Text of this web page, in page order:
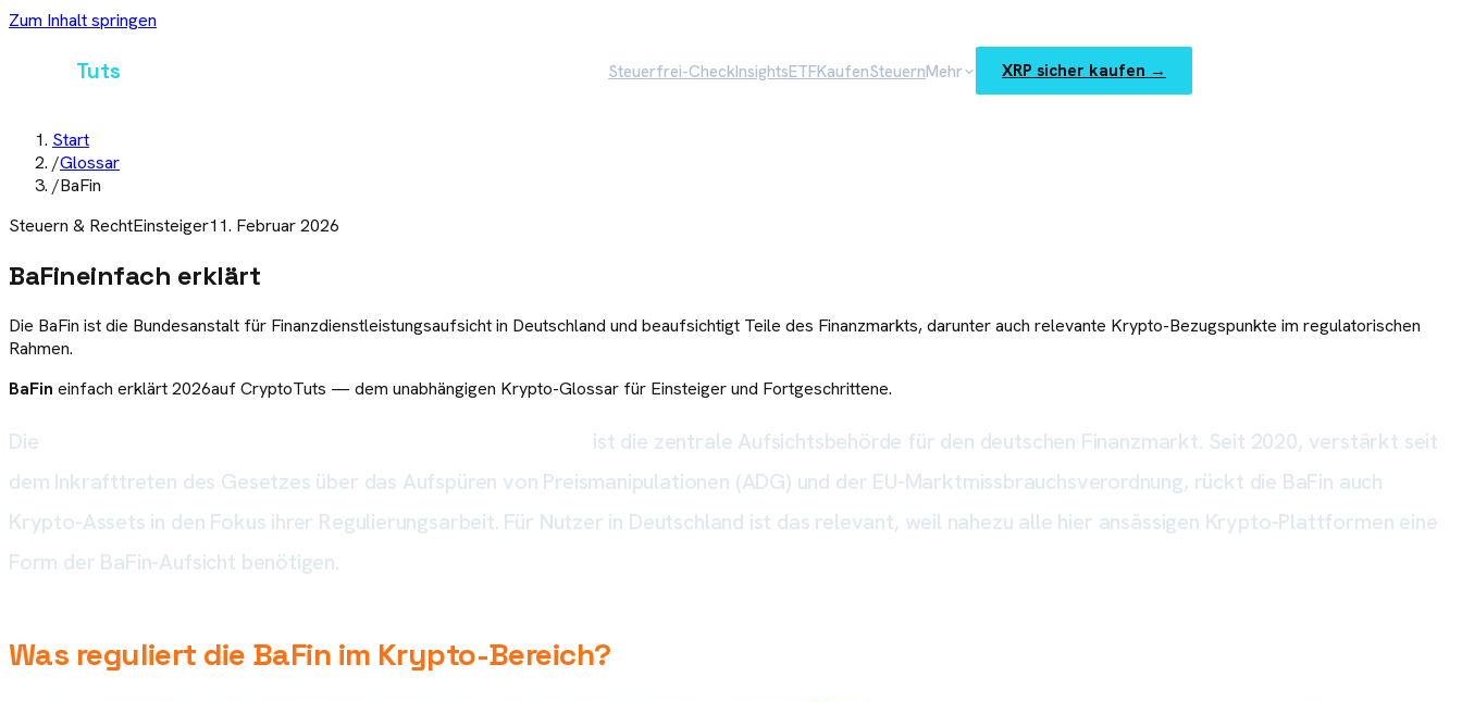
Zum Inhalt springen
Tuts Steuerfrei-CheckInsightsETFKaufenSteuernMehr XRP sicher kaufen →
Start
/Glossar
/BaFin
Steuern & RechtEinsteiger11. Februar 2026
BaFineinfach erklärt
Die BaFin ist die Bundesanstalt für Finanzdienstleistungsaufsicht in Deutschland und beaufsichtigt Teile des Finanzmarkts, darunter auch relevante Krypto-Bezugspunkte im regulatorischen
Rahmen.
BaFin einfach erklärt2026auf CryptoTuts — dem unabhängigen Krypto-Glossar für Einsteiger und Fortgeschrittene.
Die
ist die zentrale Aufsichtsbehörde für den deutschen Finanzmarkt. Seit 2020, verstärkt seit
dem Inkrafttreten des Gesetzes über das Aufspüren von Preismanipulationen (ADG) und der EU-Marktmissbrauchsverordnung, rückt die BaFin auch
Krypto-Assets in den Fokus ihrer Regulierungsarbeit. Für Nutzer in Deutschland ist das relevant, weil nahezu alle hier ansässigen Krypto-Plattformen eine
Form der BaFin-Aufsicht benötigen.
Was reguliert die BaFin im Krypto-Bereich?